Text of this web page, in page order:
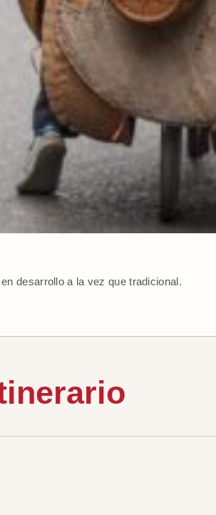
desarrollo a la vez que tradicional.